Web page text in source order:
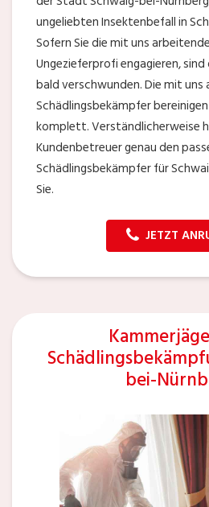
ungeliebten Insektenbefall in
Sofern Sie die mit uns
Ungezieferprofi engagieren,
bald verschwunden. Die mit
Schädlingsbekämpfer
komplett. Verständlicherweise
Kundenbetreuer genau den
Schädlingsbekämpfer für
Sie.
JETZT
bei-